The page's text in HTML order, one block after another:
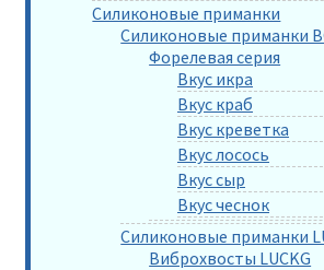
Силиконовые приманки
Силиконовые приманки
Форелевая серия
Вкус икра
Вкус краб
Вкус креветка
Вкус лосось
Вкус сыр
Вкус чеснок
Силиконовые приманки
Виброхвосты LUCKG